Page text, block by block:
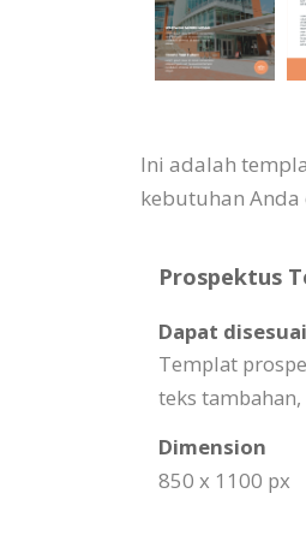
Ini adalah
kebutuhan
Prospektus
Dapat
Templat
teks
Dimension
850 x 1100 px